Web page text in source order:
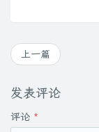
上一篇
发表评论
评论 *